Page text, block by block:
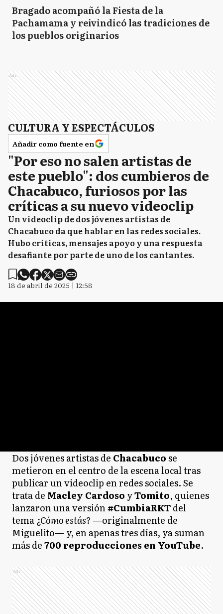
Bragado acompañó la Fiesta de la
Pachamama y reivindicó las tradiciones de
los pueblos originarios
Ads
CULTURA Y ESPECTÁCULOS
Añadir como fuente en
"Por eso no salen artistas de
este pueblo": dos cumbieros de
Chacabuco, furiosos por las
críticas a su nuevo videoclip
Un videoclip de dos jóvenes artistas de
Chacabuco da que hablar en las redes sociales.
Hubo críticas, mensajes apoyo y una respuesta
desafiante por parte de uno de los cantantes.
18 de abril de 2025 | 12:58
Dos jóvenes artistas de Chacabucose
metieron en el centro de la escena local tras
publicar un videoclip en redes sociales. Se
trata de Macley Cardoso yTomito, quienes
lanzaron una versión#CumbiaRKTdel
tema¿Cómo estás? —originalmente de
Miguelito— y, en apenas tres días, ya suman
más de700 reproducciones en YouTube.
Ads